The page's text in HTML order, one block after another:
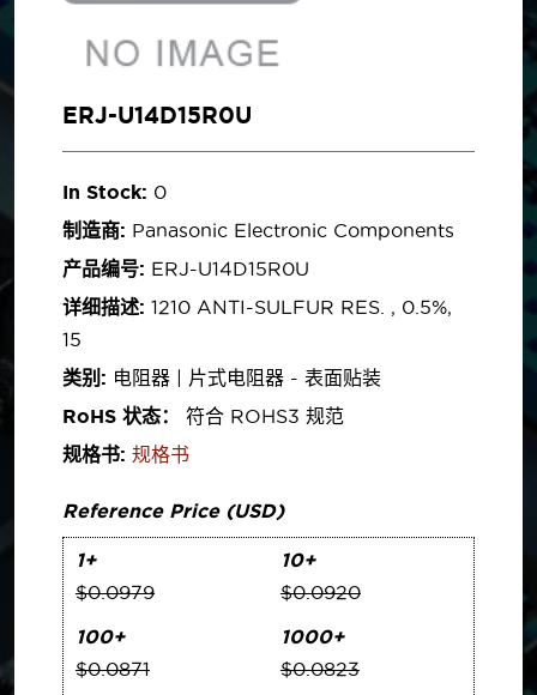
ERJ-U14D15R0U
In Stock: 0
制造商: Panasonic Electronic Components
产品编号: ERJ-U14D15R0U
详细描述: 1210 ANTI-SULFUR RES. , 0.5%,
15
类别: 电阻器 | 片式电阻器 - 表面贴装
RoHS 状态：
符合 ROHS3 规范
规格书: 规格书
Reference Price (USD)
1+
$0.0979
10+
$0.0920
100+
$0.0871
1000+
$0.0823